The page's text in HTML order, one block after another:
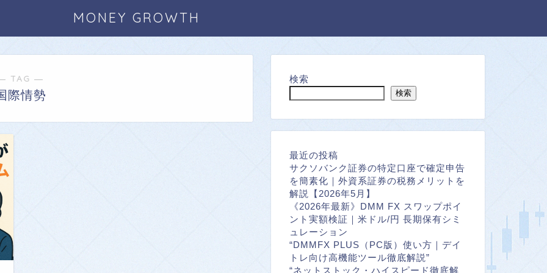
MONEY GROWTH
TAG ―
際情勢
検索
検索
最近の投稿
サクソバンク証券の特定口座で確定申告
を簡素化｜外資系証券の税務メリットを
解説【2026年5月】
《2026年最新》DMM FX スワップポイ
ント実額検証｜米ドル/円 長期保有シミ
ュレーション
“DMMFX PLUS（PC版）使い方｜デイ
トレ向け高機能ツール徹底解説”
“ネットストック・ハイスピード徹底解